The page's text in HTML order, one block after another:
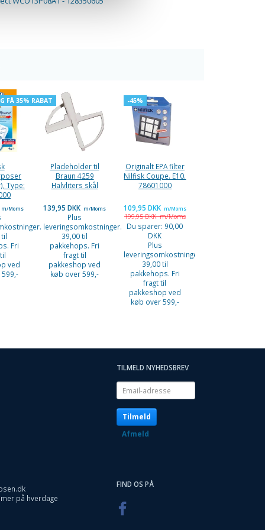
FÅ 35% RABAT
Type:
m/Moms
Fri
ved
Pladeholder til
Braun 4259
Halvliters skål
139,95 DKK m/Moms
Plus
leveringsomkostninger.
39,00 til
pakkehops. Fri
fragt til
pakkeshop ved
køb over 599,-
-45%
Originalt EPA filter
Nilfisk Coupe. E10.
78601000
109,95 DKK m/Moms
199,95 DKKm/Moms
Du sparer: 90,00
DKK
Plus
leveringsomkostninger.
39,00 til
pakkehops. Fri
fragt til
pakkeshop ved
køb over 599,-
på hverdage
TILMELD NYHEDSBREV
Email-
adresse
Tilmeld
Afmeld
FIND OS PÅ